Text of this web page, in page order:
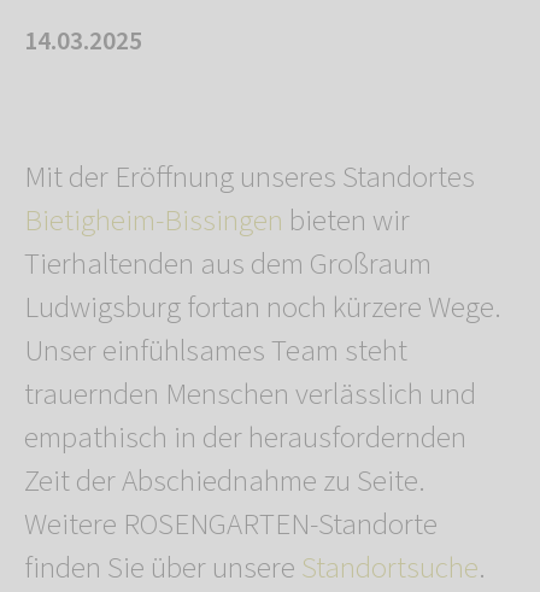
14.03.2025
Mit der Eröffnung unseres Standortes
Bietigheim-Bissingen bieten wir
Tierhaltenden aus dem Großraum
Ludwigsburg fortan noch kürzere Wege.
Unser einfühlsames Team steht
trauernden Menschen verlässlich und
empathisch in der herausfordernden
Zeit der Abschiednahme zu Seite.
Weitere ROSENGARTEN-Standorte
finden Sie über unsereStandortsuche.